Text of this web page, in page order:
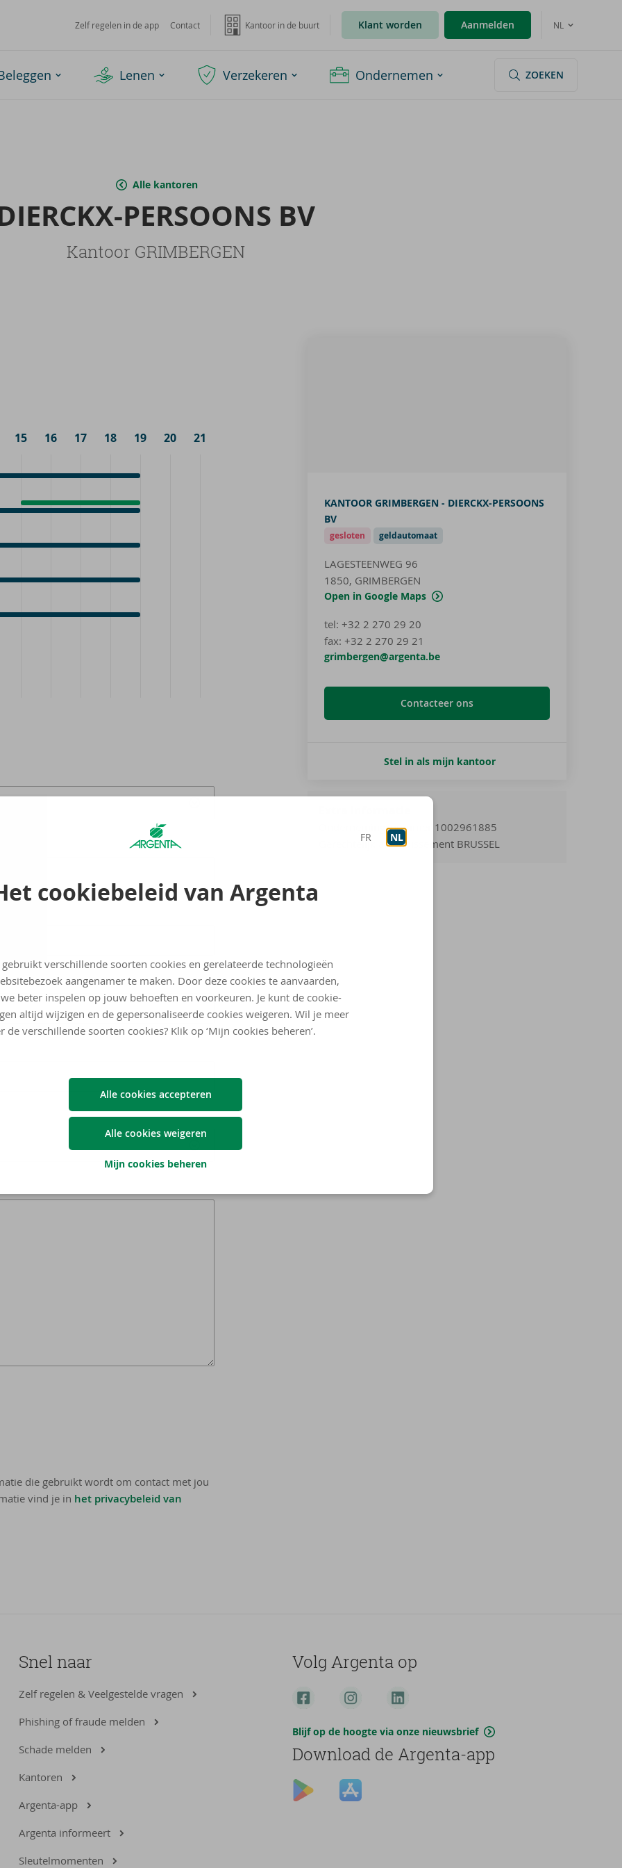
FR NL
cookiebeleid van Argenta
verschillende soorten cookies en gerelateerde technologieën
aangenamer te maken. Door deze cookies te aanvaarden,
beter inspelen op jouw behoeften en voorkeuren. Je kunt de cookie-
altijd wijzigen en de gepersonaliseerde cookies weigeren. Wil je meer
de verschillende soorten cookies? Klik op ‘Mijn cookies beheren’.
Alle cookies accepteren
Alle cookies weigeren
Mijn cookies beheren
Zelf regelen in de app Contact Kantoor in de buurt Klant worden Aanmelden NL
Lenen Verzekeren Ondernemen ZOEKEN
Alle kantoren
​PERSOONS BV
Kantoor GRIMBERGEN
15 16 17 18 19 20 21
Onthaal
15:00
die gebruikt wordt om contact met jou
vind je in het privacybeleid van
KANTOOR GRIMBERGEN - DIERCKX-PERSOONS
BV
gesloten geldautomaat
LAGESTEENWEG 96
1850, GRIMBERGEN
Open in Google Maps
tel: +32 2 270 29 20
fax: +32 2 270 29 21
grimbergen@argenta.be
Contacteer ons
Stel in als mijn kantoor
Ondernemingsnummer 1002961885
Gerechtelijk arrondissement BRUSSEL
Snel naar
Zelf regelen & Veelgestelde vragen
Phishing of fraude melden
Schade melden
Kantoren
Argenta-app
Argenta informeert
Sleutelmomenten
Volg Argenta op
Blijf op de hoogte via onze nieuwsbrief
Download de Argenta-app